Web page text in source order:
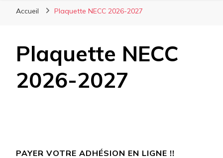
Accueil Plaquette NECC 2026-2027
Plaquette NECC
2026-2027
PAYER VOTRE ADHÉSION EN LIGNE !!